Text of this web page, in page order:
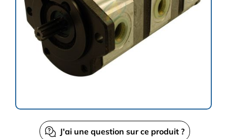
J'ai une question sur ce produit ?